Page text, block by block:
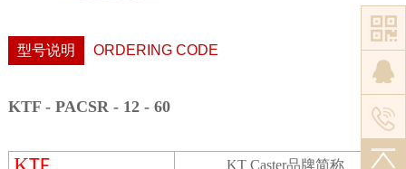
型号说明 ORDERING CODE
KTF - PACSR - 12 - 60
KT Caster品牌简称